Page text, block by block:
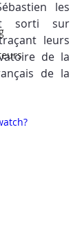
sorti sur
leurs
de la
de la